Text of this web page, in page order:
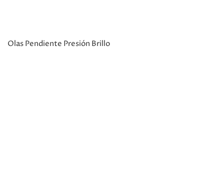
Olas Pendiente Presión Brillo